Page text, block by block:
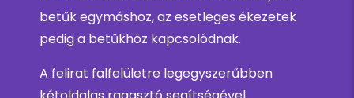
betűk egymáshoz, az esetleges ékezetek
pedig a betűkhöz kapcsolódnak.
A felirat falfelületre legegyszerűbben